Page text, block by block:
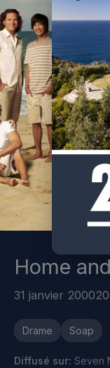
Home
31 janvier 2000
Drame Soap
Diffusé sur: Seven